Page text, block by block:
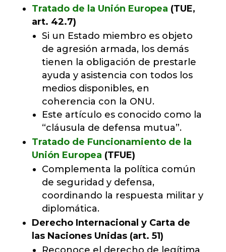
Tratado de la Unión Europea (TUE,
art. 42.7)
Si un Estado miembro es objeto
de agresión armada, los demás
tienen la obligación de prestarle
ayuda y asistencia con todos los
medios disponibles, en
coherencia con la ONU.
Este artículo es conocido como la
“cláusula de defensa mutua”.
Tratado de Funcionamiento de la
Unión Europea (TFUE)
Complementa la política común
de seguridad y defensa,
coordinando la respuesta militar y
diplomática.
Derecho Internacional y Carta de
las Naciones Unidas (art. 51)